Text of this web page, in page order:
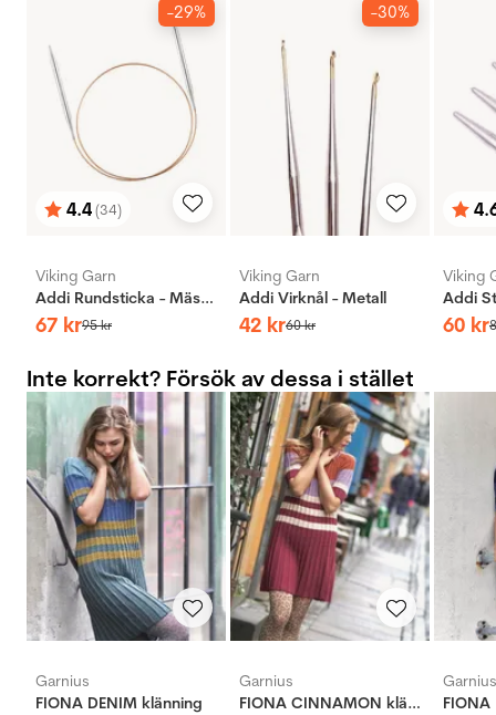
-29%
Betyg:
4.4(34)
utav 5 stjärnor
Viking Garn
Addi Rundsticka - Mässing
67 kr95kr
-30%
Viking Garn
Addi Virknål - Metall
42 kr60kr
utav
Viking
60 kr
Inte korrekt? Försök av dessa i stället
Garnius
FIONA DENIM klänning
Garnius
FIONA CINNAMON klänning
Garnius
FIONA